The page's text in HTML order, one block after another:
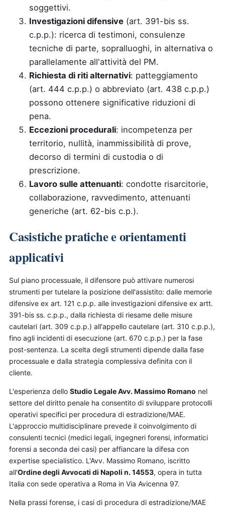
soggettivi.
Investigazioni difensive (art. 391-bis ss.
c.p.p.): ricerca di testimoni, consulenze
tecniche di parte, sopralluoghi, in alternativa o
parallelamente all'attività del PM.
Richiesta di riti alternativi: patteggiamento
(art. 444 c.p.p.) o abbreviato (art. 438 c.p.p.)
possono ottenere significative riduzioni di
pena.
Eccezioni procedurali: incompetenza per
territorio, nullità, inammissibilità di prove,
decorso di termini di custodia o di
prescrizione.
Lavoro sulle attenuanti: condotte risarcitorie,
collaborazione, ravvedimento, attenuanti
generiche (art. 62-bis c.p.).
Casistiche pratiche e orientamenti
applicativi
Sul piano processuale, il difensore può attivare numerosi
strumenti per tutelare la posizione dell'assistito: dalle memorie
difensive ex art. 121 c.p.p. alle investigazioni difensive ex artt.
391-bis ss. c.p.p., dalla richiesta di riesame delle misure
cautelari (art. 309 c.p.p.) all'appello cautelare (art. 310 c.p.p.),
fino agli incidenti di esecuzione (art. 670 c.p.p.) per la fase
post-sentenza. La scelta degli strumenti dipende dalla fase
processuale e dalla strategia complessiva definita con il
cliente.
L'esperienza dello Studio Legale Avv. Massimo Romano nel
settore del diritto penale ha consentito di sviluppare protocolli
operativi specifici per procedura di estradizione/MAE.
L'approccio multidisciplinare prevede il coinvolgimento di
consulenti tecnici (medici legali, ingegneri forensi, informatici
forensi a seconda dei casi) per affiancare la difesa con
expertise specialistico. L'Avv. Massimo Romano, iscritto
all'Ordine degli Avvocati di Napoli n. 14553, opera in tutta
Italia con sede operativa a Roma in Via Avicenna 97.
Nella prassi forense, i casi di procedura di estradizione/MAE